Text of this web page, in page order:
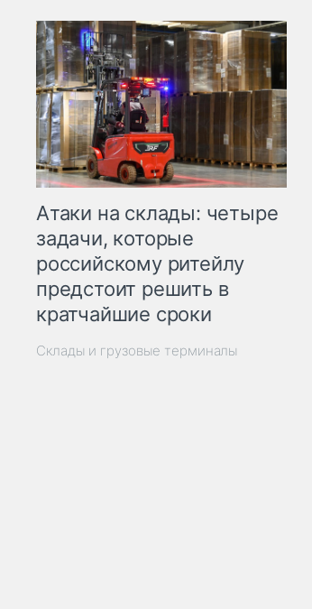
Атаки на склады: четыре
задачи, которые
российскому ритейлу
предстоит решить в
кратчайшие сроки
Склады и грузовые терминалы